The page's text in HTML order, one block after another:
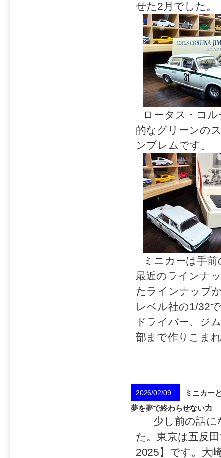
せた2月でした。
ロータス・コ
的なグリーンの
ンブレムです。
ミニカーは手
最近のラインナ
たラインナップ
レベル社の1/32
ドライバー、ジ
部まで作りこま
2026/02/09
ミニカー
夢を夢で終わらせない力
少し前の話に
た。東京は五反
2025】です。大